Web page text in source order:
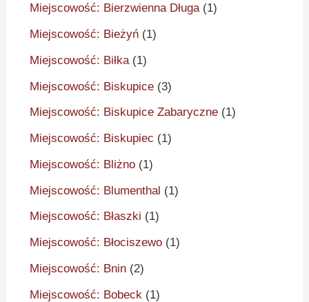
Miejscowość: Bierzwienna Długa(1)
Miejscowość: Bieżyń (1)
Miejscowość: Biłka (1)
Miejscowość: Biskupice (3)
Miejscowość: Biskupice Zabaryczne (1)
Miejscowość: Biskupiec (1)
Miejscowość: Bliżno (1)
Miejscowość: Blumenthal (1)
Miejscowość: Błaszki (1)
Miejscowość: Błociszewo (1)
Miejscowość: Bnin (2)
Miejscowość: Bobeck (1)